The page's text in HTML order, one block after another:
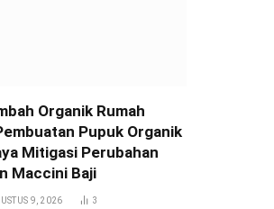
Organik Rumah
Pupuk Organik
Mitigasi Perubahan
Maccini Baji
9, 2026 3